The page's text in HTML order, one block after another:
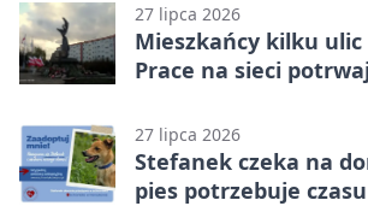
27 lipca 2026
Mieszkańcy kilku ulic
Prace na sieci
27 lipca 2026
Stefanek czeka na
pies potrzebuje czasu